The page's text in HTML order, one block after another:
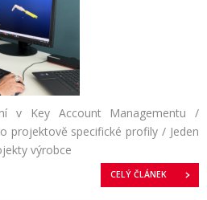
v Key Account Managementu /
projektově specifické profily / Jeden
výrobce
CELÝ ČLÁNEK